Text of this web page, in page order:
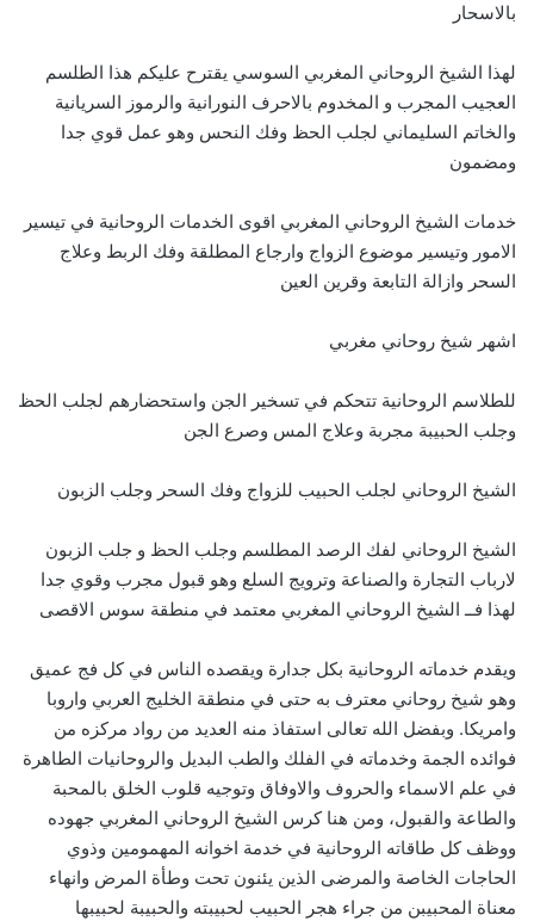
بالاسحار
لهذا الشيخ الروحاني المغربي السوسي يقترح عليكم هذا الطلسم
العجيب المجرب و المخدوم بالاحرف النورانية والرموز السريانية
والخاتم السليماني لجلب الحظ وفك النحس وهو عمل قوي جدا
ومضمون
خدمات الشيخ الروحاني المغربي اقوى الخدمات الروحانية في تيسير
الامور وتيسير موضوع الزواج وارجاع المطلقة وفك الربط وعلاج
السحر وازالة التابعة وقرين العين
اشهر شيخ روحاني مغربي
للطلاسم الروحانية تتحكم في تسخير الجن واستحضارهم لجلب الحظ
وجلب الحبيبة مجربة وعلاج المس وصرع الجن
الشيخ الروحاني لجلب الحبيب للزواج وفك السحر وجلب الزبون
الشيخ الروحاني لفك الرصد المطلسم وجلب الحظ و جلب الزبون
لارباب التجارة والصناعة وترويج السلع وهو قبول مجرب وقوي جدا
لهذا فــ الشيخ الروحاني المغربي معتمد في منطقة سوس الاقصى
ويقدم خدماته الروحانية بكل جدارة ويقصده الناس في كل فج عميق
وهو شيخ روحاني معترف به حتى في منطقة الخليج العربي واروبا
وامريكا. وبفضل الله تعالى استفاذ منه العديد من رواد مركزه من
فوائده الجمة وخدماته في الفلك والطب البديل والروحانيات الطاهرة
في علم الاسماء والحروف والاوفاق وتوجيه قلوب الخلق بالمحبة
والطاعة والقبول، ومن هنا كرس الشيخ الروحاني المغربي جهوده
ووظف كل طاقاته الروحانية في خدمة اخوانه المهمومين وذوي
الحاجات الخاصة والمرضى الذين يئنون تحت وطأة المرض وانهاء
معناة المحبيبن من جراء هجر الحبيب لحبيبته والحبيبة لحبيبها